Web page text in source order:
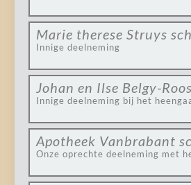
Marie therese Struys
Innige deelneming
Johan en Ilse Belgy-
Innige deelneming bij het
Apotheek Vanbrabant
Onze oprechte deelneming met